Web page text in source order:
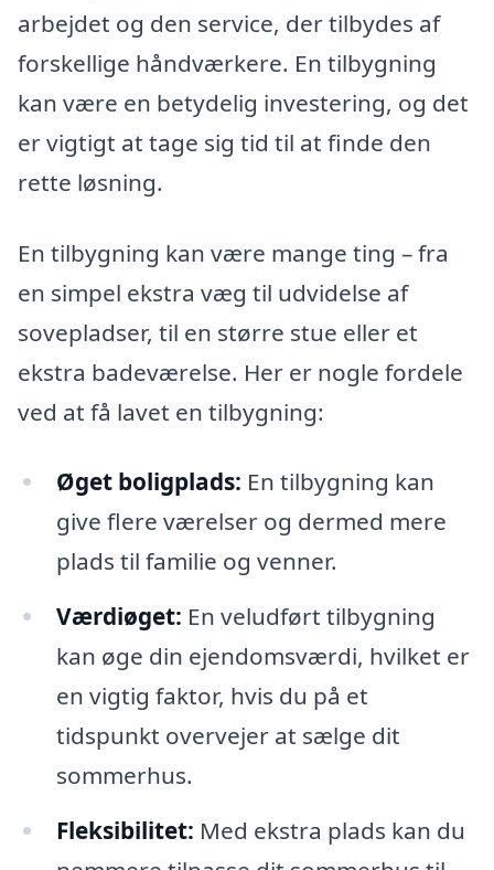
arbejdet og den service, der tilbydes af
forskellige håndværkere. En tilbygning
kan være en betydelig investering, og det
er vigtigt at tage sig tid til at finde den
rette løsning.
En tilbygning kan være mange ting – fra
en simpel ekstra væg til udvidelse af
sovepladser, til en større stue eller et
ekstra badeværelse. Her er nogle fordele
ved at få lavet en tilbygning:
Øget boligplads: En tilbygning kan
give flere værelser og dermed mere
plads til familie og venner.
Værdiøget: En veludført tilbygning
kan øge din ejendomsværdi, hvilket er
en vigtig faktor, hvis du på et
tidspunkt overvejer at sælge dit
sommerhus.
Fleksibilitet: Med ekstra plads kan du